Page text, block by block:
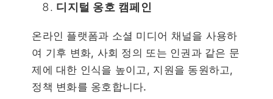
디지털 옹호 캠페인
온라인 플랫폼과 소셜 미디어 채널을 사용하
여 기후 변화, 사회 정의 또는 인권과 같은 문
제에 대한 인식을 높이고, 지원을 동원하고,
정책 변화를 옹호합니다.